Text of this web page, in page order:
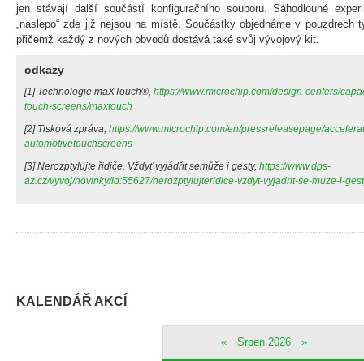
jen stávají další součástí konfiguračního souboru. Sáhodlouhé
„naslepo“ zde již nejsou na místě. Součástky objednáme v pouzdrech
přičemž každý z nových obvodů dostává také svůj vývojový kit.
odkazy
[1] Technologie maXTouch®, https://www.microchip.com/design-centers/
touch-screens/maxtouch
[2] Tisková zpráva, https://www.microchip.com/en/pressreleasepage/
automotivetouchscreens
[3] Nerozptylujte řidiče. Vždyť vyjádřit semůže i gesty, https://www.dps-
az.cz/vyvoj/novinky/id:55627/nerozptylujteridice-vzdyt-vyjadrit-se-muze-i-
KALENDÁŘ AKCÍ
« Srpen 2026 »